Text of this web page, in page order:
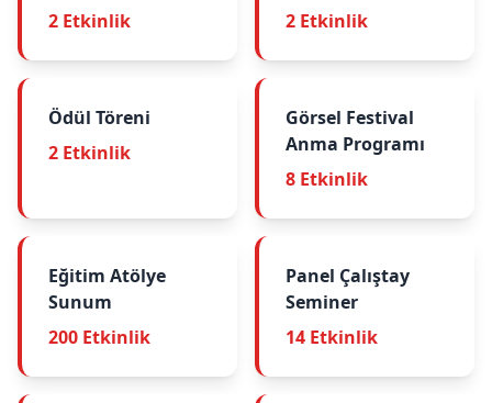
2 Etkinlik
2 Etkinlik
Ödül Töreni
2 Etkinlik
Görsel Festival
Anma Programı
8 Etkinlik
Eğitim Atölye
Sunum
200 Etkinlik
Panel Çalıştay
Seminer
14 Etkinlik